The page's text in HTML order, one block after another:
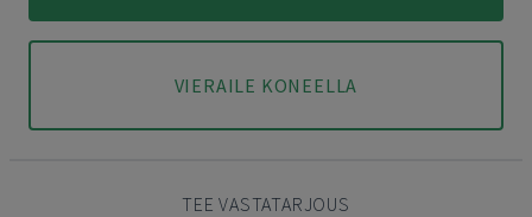
VIERAILE KONEELLA
TEE VASTATARJOUS